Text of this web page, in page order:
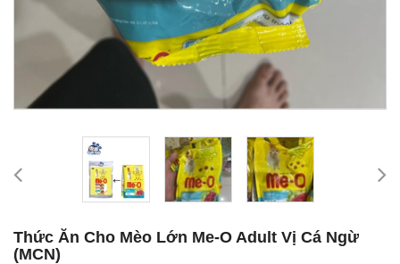
Thức Ăn Cho Mèo Lớn Me-O Adult Vị Cá Ngừ
(MCN)